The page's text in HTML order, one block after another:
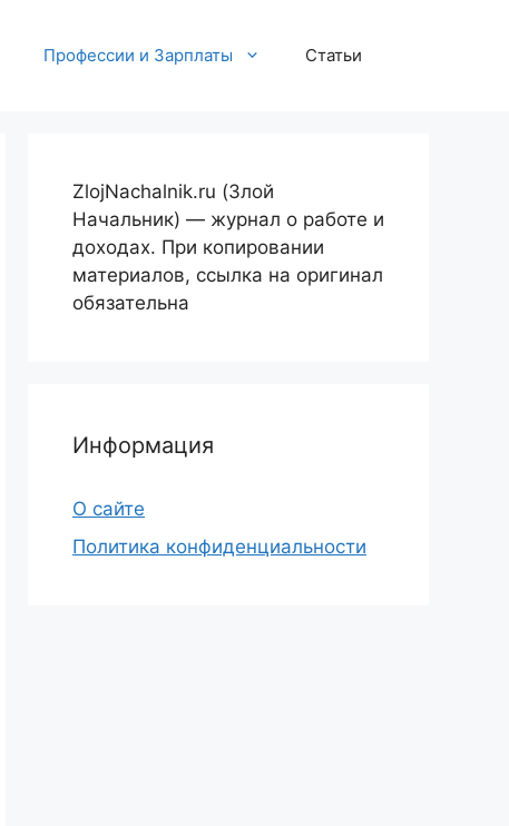
Профессии и Зарплаты Статьи
ZlojNachalnik.ru (Злой
Начальник) — журнал о работе и
доходах. При копировании
материалов, ссылка на оригинал
обязательна
Информация
О сайте
Политика конфиденциальности